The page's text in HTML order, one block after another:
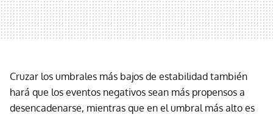
Cruzar los umbrales más bajos de estabilidad también
hará que los eventos negativos sean más propensos a
desencadenarse, mientras que en el umbral más alto es